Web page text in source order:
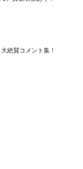
絶賛コメント集！